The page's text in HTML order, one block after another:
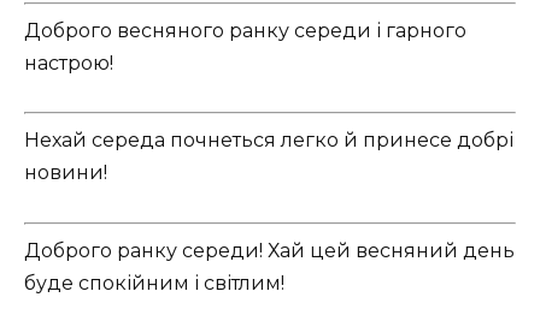
Доброго весняного ранку середи і гарного
настрою!
Нехай середа почнеться легко й принесе добрі
новини!
Доброго ранку середи! Хай цей весняний день
буде спокійним і світлим!